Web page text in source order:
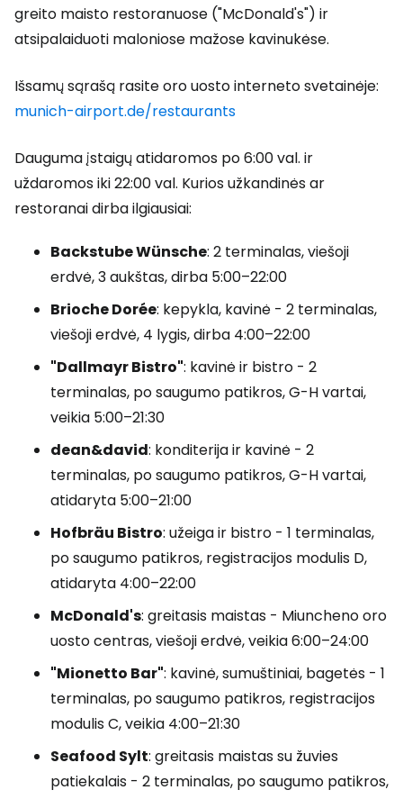
greito maisto restoranuose ("McDonald's") ir
atsipalaiduoti maloniose mažose kavinukėse.
Išsamų sąrašą rasite oro uosto interneto svetainėje:
munich-airport.de/restaurants
Dauguma įstaigų atidaromos po 6:00 val. ir
uždaromos iki 22:00 val. Kurios užkandinės ar
restoranai dirba ilgiausiai:
Backstube Wünsche: 2 terminalas, viešoji
erdvė, 3 aukštas, dirba 5:00–22:00
Brioche Dorée: kepykla, kavinė - 2 terminalas,
viešoji erdvė, 4 lygis, dirba 4:00–22:00
"Dallmayr Bistro": kavinė ir bistro - 2
terminalas, po saugumo patikros, G-H vartai,
veikia 5:00–21:30
dean&david: konditerija ir kavinė - 2
terminalas, po saugumo patikros, G-H vartai,
atidaryta 5:00–21:00
Hofbräu Bistro: užeiga ir bistro - 1 terminalas,
po saugumo patikros, registracijos modulis D,
atidaryta 4:00–22:00
McDonald's: greitasis maistas - Miuncheno oro
uosto centras, viešoji erdvė, veikia6:00–24:00
"Mionetto Bar": kavinė, sumuštiniai, bagetės - 1
terminalas, po saugumo patikros, registracijos
modulis C, veikia 4:00–21:30
Seafood Sylt: greitasis maistas su žuvies
patiekalais - 2 terminalas, po saugumo patikros,